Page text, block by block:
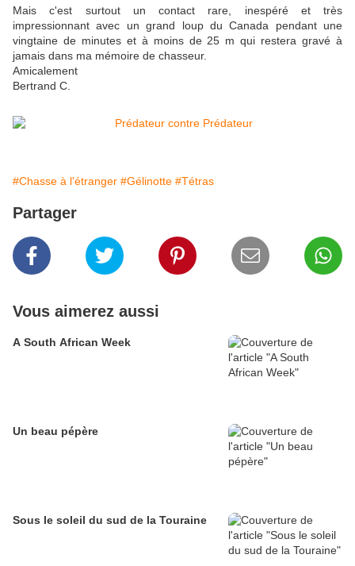
Mais c'est surtout un contact rare, inespéré et très
impressionnant avec un grand loup du Canada pendant une
vingtaine de minutes et à moins de 25 m qui restera gravé à
jamais dans ma mémoire de chasseur.
Amicalement
Bertrand C.
#Chasse à l'étranger #Gélinotte #Tétras
Partager
Vous aimerez aussi
A South African Week
Un beau pépère
Sous le soleil du sud de la Touraine